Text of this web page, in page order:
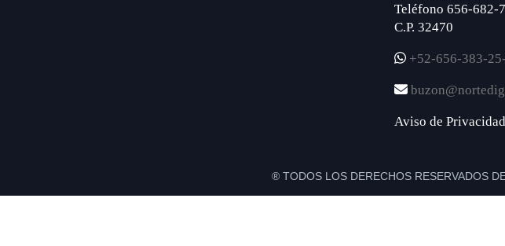
Teléfono 656-682-
C.P. 32470
+52-656-383-
Aviso de Privacidad
® TODOS LOS DERECHOS RESERVADOS